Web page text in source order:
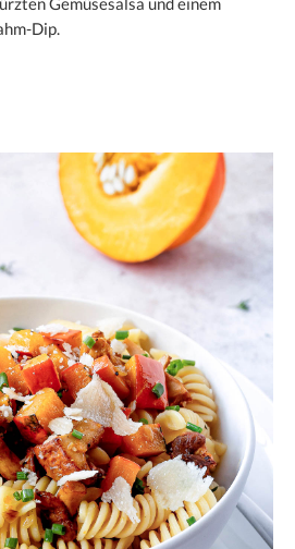
Gemüsesalsa und einem
Dip.